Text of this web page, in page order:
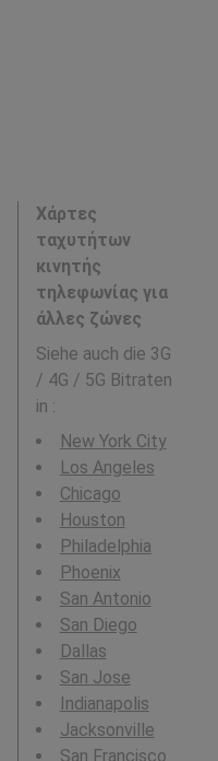
Χάρτες
ταχυτήτων
κινητής
τηλεφωνίας για
άλλες ζώνες
Siehe auch die 3G
/ 4G / 5G Bitraten
in :
New York City
Los Angeles
Chicago
Houston
Philadelphia
Phoenix
San Antonio
San Diego
Dallas
San Jose
Indianapolis
Jacksonville
San Francisco